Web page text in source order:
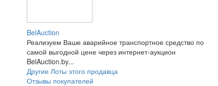
BelAuction
Реализуем Ваше аварийное транспортное средство по
самой выгодной цене через интернет-аукцион
BelAuction.by...
Другие Лоты этого продавца
Отзывы покупателей